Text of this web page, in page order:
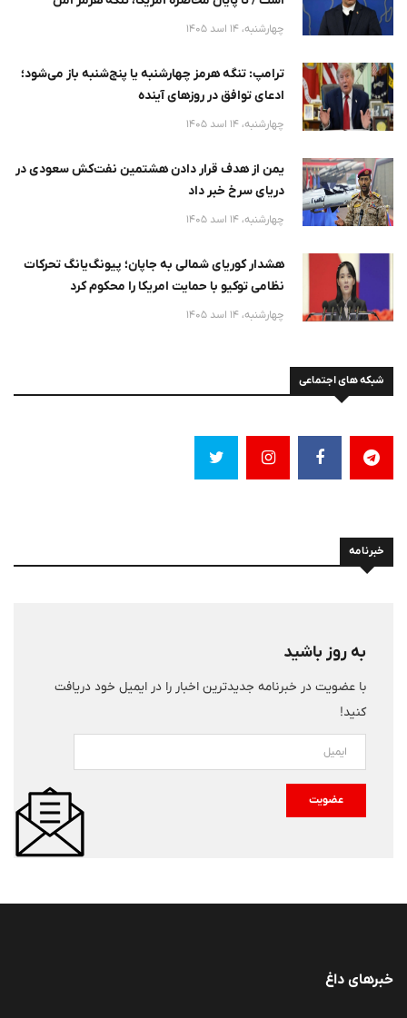
نخواهد
چهارشنبه، 14 اسد 1405
ترامپ: تنگه هرمز چهارشنبه یا پنج‌شنبه باز می‌شود؛
ادعای توافق در روزهای آینده
چهارشنبه، 14 اسد 1405
یمن از هدف قرار دادن هشتمین نفت‌کش سعودی در
دریای سرخ خبر داد
چهارشنبه، 14 اسد 1405
هشدار کوریای شمالی به جاپان؛ پیونگ‌یانگ تحرکات
نظامی توکیو با حمایت امریکا را محکوم کرد
چهارشنبه، 14 اسد 1405
شبکه های اجتماعی
خبرنامه
به روز باشید
با عضویت در خبرنامه جدیدترین اخبار را در ایمیل خود دریافت
کنید!
عضویت
خبرهای داغ